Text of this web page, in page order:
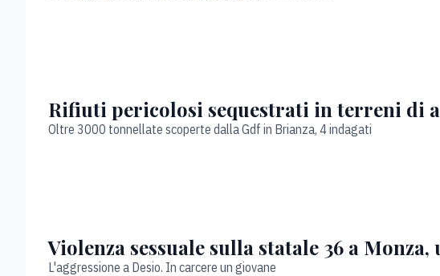
Rifiuti pericolosi sequestrati in terreni di
Oltre 3000 tonnellate scoperte dalla Gdf in Brianza, 4 indagati
Violenza sessuale sulla statale 36 a
L'aggressione a Desio. In carcere un giovane